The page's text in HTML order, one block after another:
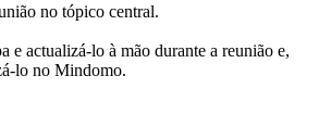
no tópico central.
e actualizá-lo à mão durante a reunião e,
lo no Mindomo.